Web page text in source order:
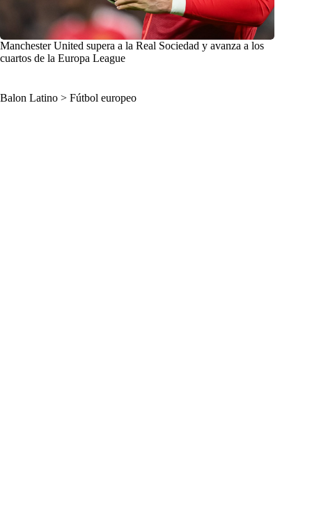
Manchester United supera a la Real Sociedad y avanza a los
cuartos de la Europa League
Balon Latino > Fútbol europeo